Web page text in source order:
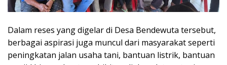
Dalam reses yang digelar di Desa Bendewuta tersebut,
berbagai aspirasi juga muncul dari masyarakat seperti
peningkatan jalan usaha tani, bantuan listrik, bantuan